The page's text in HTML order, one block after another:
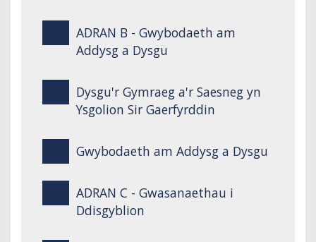
ADRAN B - Gwybodaeth am
Addysg a Dysgu
Dysgu'r Gymraeg a'r Saesneg yn
Ysgolion Sir Gaerfyrddin
Gwybodaeth am Addysg a Dysgu
ADRAN C - Gwasanaethau i
Ddisgyblion